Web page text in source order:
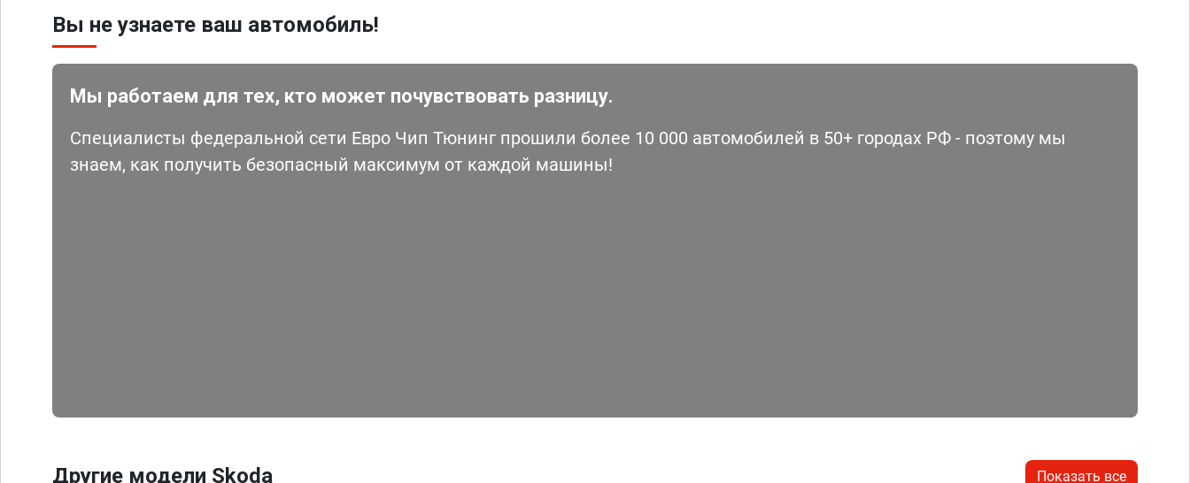
Вы не узнаете ваш автомобиль!
Мы работаем для тех, кто может почувствовать разницу.
Специалисты федеральной сети Евро Чип Тюнинг прошили более 10 000 автомобилей в 50+ городах РФ - поэтому мы
знаем, как получить безопасный максимум от каждой машины!
Другие модели Skoda Показать все